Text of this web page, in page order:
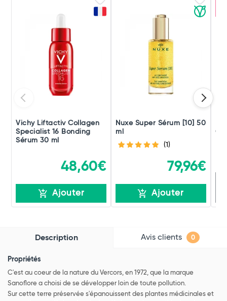
Vichy Liftactiv Collagen
Specialist 16 Bonding
Sérum 30 ml
48,60€
Ajouter
Nuxe Super Sérum [10] 50
ml
(1)
79,96€
Ajouter
Description Avis clients 0
Propriétés
C'est au coeur de la nature du Vercors, en 1972, que la marque
Sanoflore a choisi de se développer loin de toute pollution.
Sur cette terre préservée s'épanouissent des plantes médicinales et